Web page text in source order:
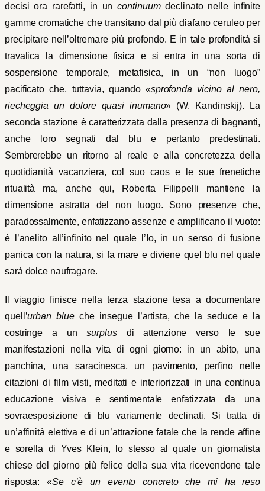
decisi ora rarefatti, in uncontinuumdeclinato nelle infinite
gamme cromatiche che transitano dal più diafano ceruleo per
precipitare nell’oltremare più profondo. E in tale profondità si
travalica la dimensione fisica e si entra in una sorta di
sospensione temporale, metafisica, in un “non luogo”
pacificato che, tuttavia, quando «sprofonda vicino al nero,
riecheggia un dolore quasi inumano» (W. Kandinskij). La
seconda stazione è caratterizzata dalla presenza di bagnanti,
anche loro segnati dal blu e pertanto predestinati.
Sembrerebbe un ritorno al reale e alla concretezza della
quotidianità vacanziera, col suo caos e le sue frenetiche
ritualità ma, anche qui, Roberta Filippelli mantiene la
dimensione astratta del non luogo. Sono presenze che,
paradossalmente, enfatizzano assenze e amplificano il vuoto:
è l’anelito all’infinito nel quale l’Io, in un senso di fusione
panica con la natura, si fa mare e diviene quel blu nel quale
sarà dolce naufragare.
Il viaggio finisce nella terza stazione tesa a documentare
quell’urban blueche insegue l’artista, che la seduce e la
costringe a unsurplusdi attenzione verso le sue
manifestazioni nella vita di ogni giorno: in un abito, una
panchina, una saracinesca, un pavimento, perfino nelle
citazioni di film visti, meditati e interiorizzati in una continua
educazione visiva e sentimentale enfatizzata da una
sovraesposizione di blu variamente declinati. Si tratta di
un’affinità elettiva e di un’attrazione fatale che la rende affine
e sorella di Yves Klein, lo stesso al quale un giornalista
chiese del giorno più felice della sua vita ricevendone tale
risposta: «Se c’è un evento concreto che mi ha reso